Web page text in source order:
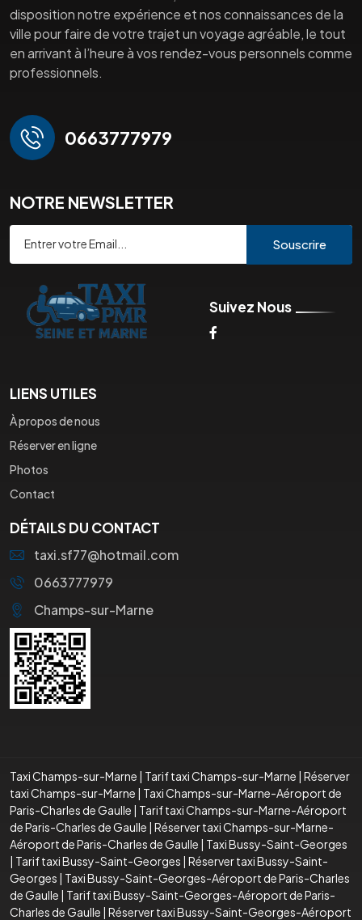
disposition notre expérience et nos connaissances de la
ville pour faire de votre trajet un voyage agréable, le tout
en arrivant à l’heure à vos rendez-vous personnels comme
professionnels.
0663777979
NOTRE NEWSLETTER
Souscrire
Suivez Nous
LIENS UTILES
À propos de nous
Réserver en ligne
Photos
Contact
DÉTAILS DU CONTACT
taxi.sf77@hotmail.com
0663777979
Champs-sur-Marne
Taxi Champs-sur-Marne | Tarif taxi Champs-sur-Marne | Réserver
taxi Champs-sur-Marne | Taxi Champs-sur-Marne-Aéroport de
Paris-Charles de Gaulle | Tarif taxi Champs-sur-Marne-Aéroport
de Paris-Charles de Gaulle | Réserver taxi Champs-sur-Marne-
Aéroport de Paris-Charles de Gaulle | Taxi Bussy-Saint-Georges
| Tarif taxi Bussy-Saint-Georges | Réserver taxi Bussy-Saint-
Georges | Taxi Bussy-Saint-Georges-Aéroport de Paris-Charles
de Gaulle | Tarif taxi Bussy-Saint-Georges-Aéroport de Paris-
Charles de Gaulle | Réserver taxi Bussy-Saint-Georges-Aéroport